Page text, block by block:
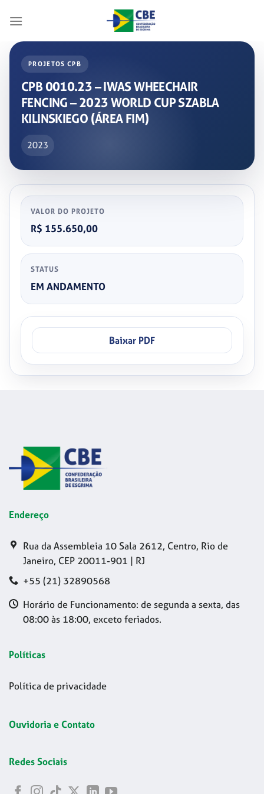
PROJETOS CPB
CPB 0010.23 – IWAS WHEECHAIR
FENCING – 2023 WORLD CUP SZABLA
KILINSKIEGO (ÁREA FIM)
2023
VALOR DO PROJETO
R$ 155.650,00
STATUS
EM ANDAMENTO
Baixar PDF
Endereço
Rua da Assembleia 10 Sala 2612, Centro, Rio de
Janeiro, CEP 20011-901 | RJ
+55 (21) 32890568
Horário de Funcionamento: de segunda a sexta, das
08:00 às 18:00, exceto feriados.
Políticas
Política de privacidade
Ouvidoria e Contato
Redes Sociais